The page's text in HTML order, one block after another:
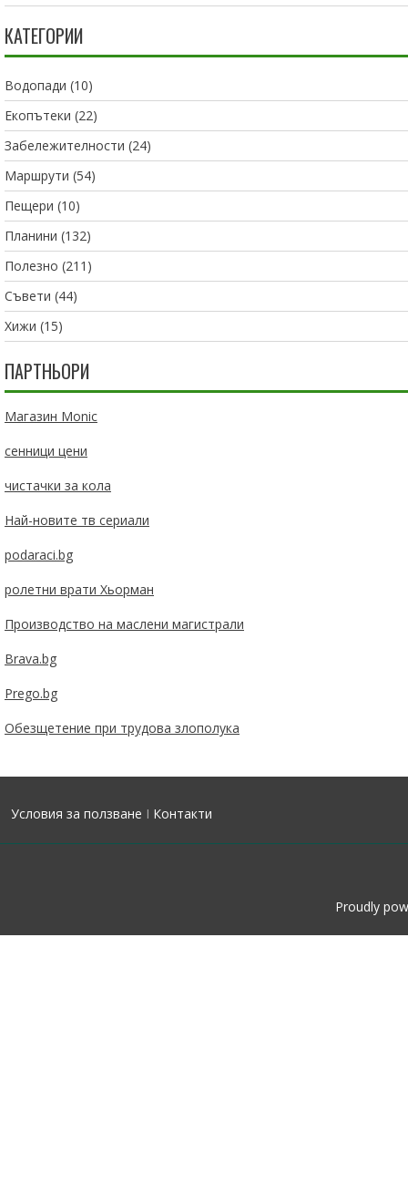
КАТЕГОРИИ
Водопади (10)
Екопътеки (22)
Забележителности (24)
Маршрути (54)
Пещери (10)
Планини (132)
Полезно (211)
Съвети (44)
Хижи (15)
ПАРТНЬОРИ
Магазин Monic
сенници цени
чистачки за кола
Най-новите тв сериали
podaraci.bg
ролетни врати Хьорман
Производство на маслени магистрали
Brava.bg
Prego.bg
Обезщетение при трудова злополука
Условия за ползване I Контакти
Proudly